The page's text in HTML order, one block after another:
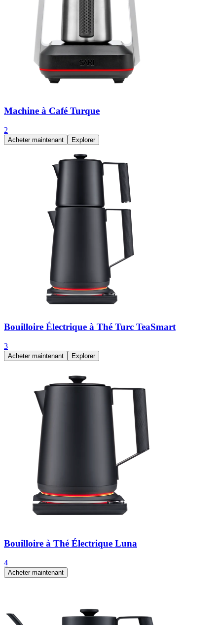
Machine à Café Turque
2
Acheter maintenant Explorer
Bouilloire Électrique à Thé Turc TeaSmart
3
Acheter maintenant Explorer
Bouilloire à Thé Électrique Luna
4
Acheter maintenant